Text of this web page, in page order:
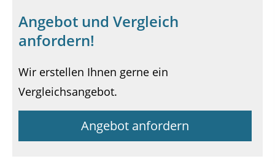
Angebot und Vergleich
anfordern!
Wir erstellen Ihnen gerne ein
Vergleichsangebot.
Angebot anfordern